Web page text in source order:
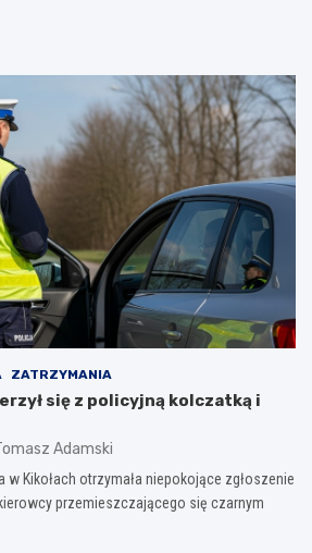
ZATRZYMANIA
się z policyjną kolczatką i
Adamski
Kikołach otrzymała niepokojące zgłoszenie
przemieszczającego się czarnym